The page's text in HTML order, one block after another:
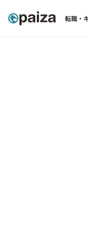
転職・
転